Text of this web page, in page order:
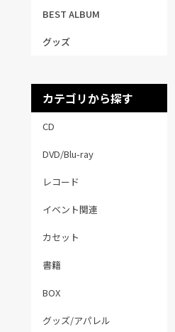
BEST ALBUM
グッズ
カテゴリから探す
CD
DVD/Blu-ray
レコード
イベント関連
カセット
書籍
BOX
グッズ/アパレル